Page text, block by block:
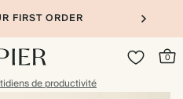
FIRST ORDER
0
de productivité